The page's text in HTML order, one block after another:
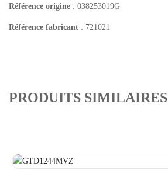
Référence origine : 038253019G
Référence fabricant : 721021
PRODUITS SIMILAIRES